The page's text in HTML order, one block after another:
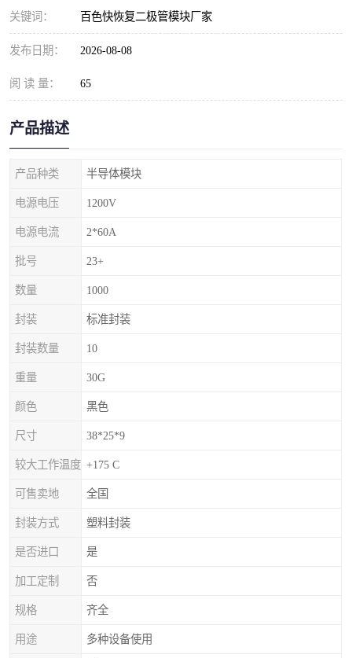
关键词： 百色快恢复二极管模块厂家
发布日期： 2026-08-08
阅 读 量： 65
产品描述
产品种类 半导体模块
电源电压 1200V
电源电流 2*60A
批号 23+
数量 1000
封装 标准封装
封装数量 10
重量 30G
颜色 黑色
尺寸 38*25*9
较大工作温度 +175 C
可售卖地 全国
封装方式 塑料封装
是否进口 是
加工定制 否
规格 齐全
用途 多种设备使用